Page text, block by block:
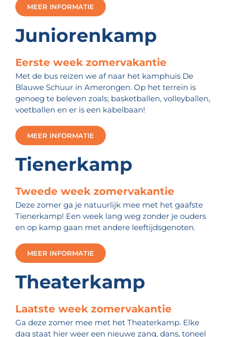
MEER INFORMATIE
Juniorenkamp
Eerste week zomervakantie
Met de bus reizen we af naar het kamphuis De
Blauwe Schuur in Amerongen. Op het terrein is
genoeg te beleven zoals; basketballen, volleyballen,
voetballen en er is een kabelbaan!
MEER INFORMATIE
Tienerkamp
Tweede week zomervakantie
Deze zomer ga je natuurlijk mee met het gaafste
Tienerkamp! Een week lang weg zonder je ouders
en op kamp gaan met andere leeftijdsgenoten.
MEER INFORMATIE
Theaterkamp
Laatste week zomervakantie
Ga deze zomer mee met het Theaterkamp. Elke
dag staat hier weer een nieuwe zang, dans, toneel